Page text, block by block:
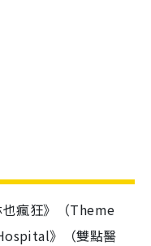
瘋狂》（Theme
》（雙點醫